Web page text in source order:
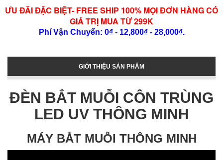
ƯU ĐÃI ĐẶC BIỆT- FREE SHIP 100% MỌI ĐƠN HÀNG CÓ
GIÁ TRỊ MUA TỪ 299K
Phí Vận Chuyển: 0₫ - 12,800₫ - 28,000₫.
GIỚI THIỆU SẢN PHẨM
ĐÈN BẮT MUỖI CÔN TRÙNG
LED UV THÔNG MINH
MÁY BẮT MUỖI THÔNG MINH